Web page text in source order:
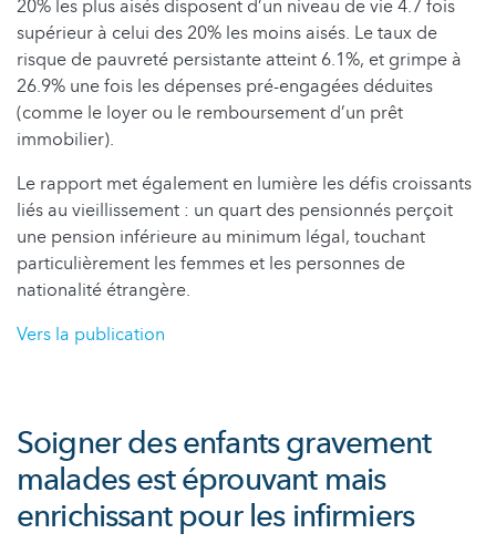
20% les plus aisés disposent d’un niveau de vie 4.7 fois
supérieur à celui des 20% les moins aisés. Le taux de
risque de pauvreté persistante atteint 6.1%, et grimpe à
26.9% une fois les dépenses pré-engagées déduites
(comme le loyer ou le remboursement d’un prêt
immobilier).
Le rapport met également en lumière les défis croissants
liés au vieillissement : un quart des pensionnés perçoit
une pension inférieure au minimum légal, touchant
particulièrement les femmes et les personnes de
nationalité étrangère.
Vers la publication
Soigner des enfants gravement
malades est éprouvant mais
enrichissant pour les infirmiers